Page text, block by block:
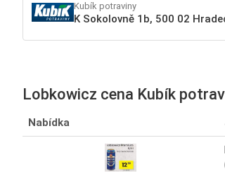
Kubík potraviny
K Sokolovně 1b, 500 02
Lobkowicz cena Kubík
Nabídka